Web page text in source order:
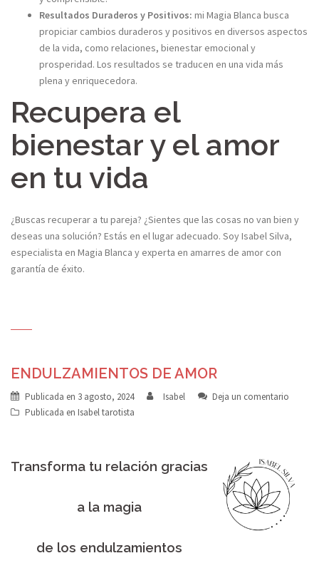
Resultados Duraderos y Positivos: mi Magia Blanca busca
propiciar cambios duraderos y positivos en diversos aspectos
de la vida, como relaciones, bienestar emocional y
prosperidad. Los resultados se traducen en una vida más
plena y enriquecedora.​
Recupera el
bienestar y el amor
en tu vida​
¿Buscas recuperar a tu pareja? ¿Sientes que las cosas no van bien y
deseas una solución? Estás en el lugar adecuado. Soy Isabel Silva,
especialista en Magia Blanca y experta en amarres de amor con
garantía de éxito.
ENDULZAMIENTOS DE AMOR
Publicada en 3 agosto, 2024 Isabel
Deja un comentario
Publicada en Isabel tarotista
Transforma tu relación gracias
a la magia
de los endulzamientos